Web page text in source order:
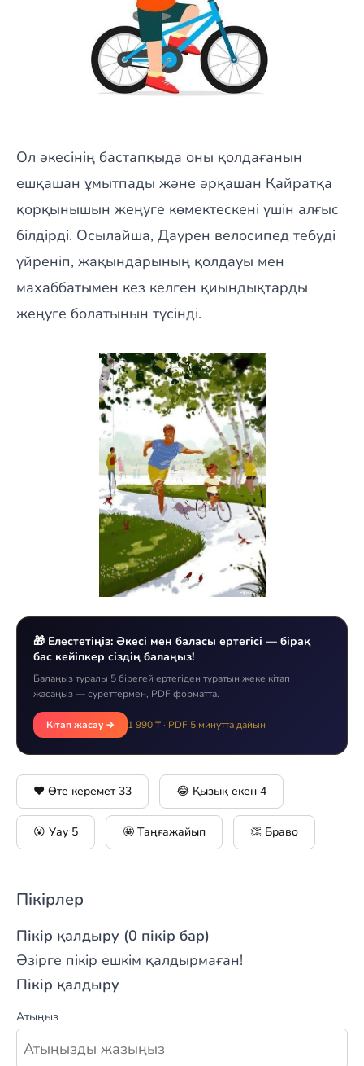
Ол әкесінің бастапқыда оны қолдағанын
ешқашан ұмытпады және әрқашан Қайратқа
қорқынышын жеңуге көмектескені үшін алғыс
білдірді. Осылайша, Даурен велосипед тебуді
үйреніп, жақындарының қолдауы мен
махаббатымен кез келген қиындықтарды
жеңуге болатынын түсінді.
🎁 Елестетіңіз: Әкесі мен баласы ертегісі — бірақ
бас кейіпкер сіздің балаңыз!
Балаңыз туралы 5 бірегей ертегіден тұратын жеке кітап
жасаңыз — суреттермен, PDF форматта.
Кітап жасау → 1 990 ₸ · PDF 5 минутта дайын
❤️ Өте керемет33 😂 Қызық екен 4
😮 Уау 5 🤩 Таңғажайып 👏 Браво
Пікірлер
Пікір қалдыру (0 пікір бар)
Әзірге пікір ешкім қалдырмаған!
Пікір қалдыру
Атыңыз